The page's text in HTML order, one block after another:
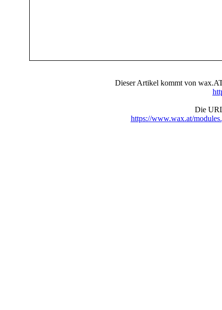
Dieser Artikel kommt von
Die
https://www.wax.at/